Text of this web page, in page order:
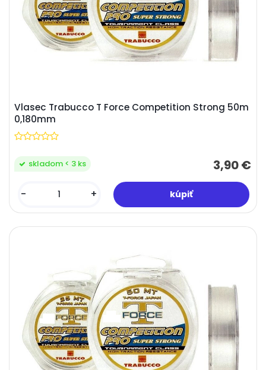
Vlasec Trabucco T Force Competition Strong 50m
0,180mm
3,90 €
skladom < 3 ks
- +